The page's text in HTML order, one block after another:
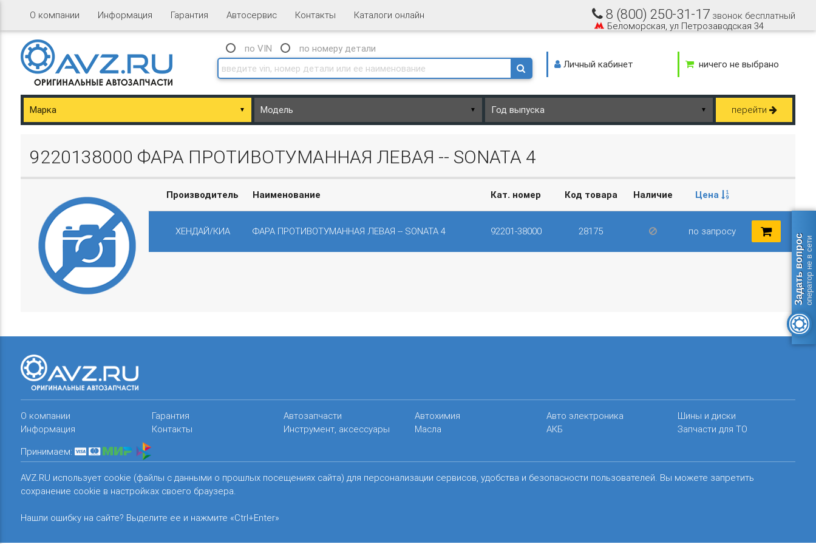
О компании Информация Гарантия Автосервис Контакты Каталоги онлайн
Basket.php
8 (800) 250-31-17 звонок бесплатный
Беломорская, ул Петрозаводская 34
по VIN
по номеру детали
Личный кабинет
ничего не выбрано
▼ ▼ ▼ перейти
9220138000 ФАРА ПРОТИВОТУМАННАЯ ЛЕВАЯ -- SONATA 4
Производитель Наименование Кат. номер Код товара Наличие Цена
ХЕНДАЙ/КИА ФАРА ПРОТИВОТУМАННАЯ ЛЕВАЯ -- SONATA 4 92201-38000 28175 по запросу
О компании
Информация
Гарантия
Контакты
Автозапчасти
Инструмент, аксессуары
Автохимия
Масла
Авто электроника
АКБ
Шины и диски
Запчасти для ТО
Принимаем:
AVZ.RU использует cookie (файлы с данными о прошлых посещениях сайта) для персонализации сервисов, удобства и безопасности пользователей. Вы можете запретить
сохранение cookie в настройках своего браузера.
Нашли ошибку на сайте? Выделите ее и нажмите «Ctrl+Enter»
Задать вопросоператор не в сети